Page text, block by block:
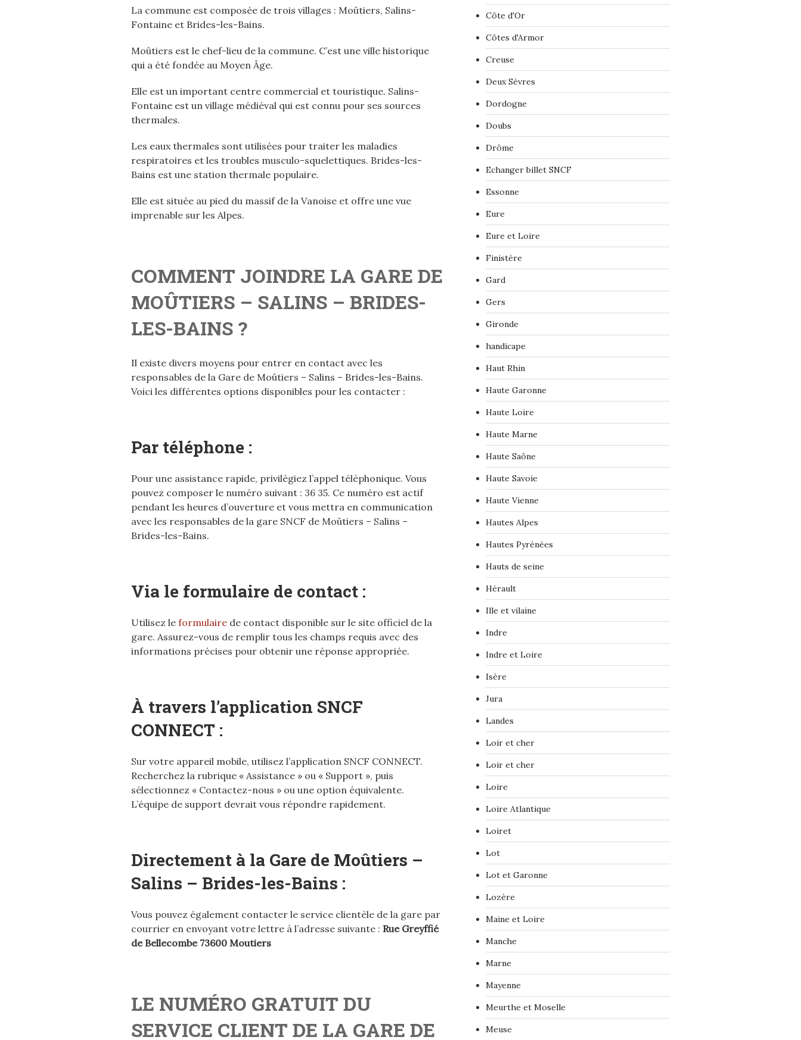
La commune est composée de trois villages : Moûtiers, Salins-
Fontaine et Brides-les-Bains.
Moûtiers est le chef-lieu de la commune. C’est une ville historique
qui a été fondée au Moyen Âge.
Elle est un important centre commercial et touristique. Salins-
Fontaine est un village médiéval qui est connu pour ses sources
thermales.
Les eaux thermales sont utilisées pour traiter les maladies
respiratoires et les troubles musculo-squelettiques. Brides-les-
Bains est une station thermale populaire.
Elle est située au pied du massif de la Vanoise et offre une vue
imprenable sur les Alpes.
COMMENT JOINDRE LA GARE DE
MOÛTIERS – SALINS – BRIDES-
LES-BAINS ?
Il existe divers moyens pour entrer en contact avec les
responsables de la Gare de Moûtiers – Salins – Brides-les-Bains.
Voici les différentes options disponibles pour les contacter :
Par téléphone :
Pour une assistance rapide, privilégiez l’appel téléphonique. Vous
pouvez composer le numéro suivant : 36 35. Ce numéro est actif
pendant les heures d’ouverture et vous mettra en communication
avec les responsables de la gare SNCF de Moûtiers – Salins –
Brides-les-Bains.
Via le formulaire de contact :
Utilisez le formulaire de contact disponible sur le site officiel de la
gare. Assurez-vous de remplir tous les champs requis avec des
informations précises pour obtenir une réponse appropriée.
À travers l’application SNCF
CONNECT :
Sur votre appareil mobile, utilisez l’application SNCF CONNECT.
Recherchez la rubrique « Assistance » ou « Support », puis
sélectionnez « Contactez-nous » ou une option équivalente.
L’équipe de support devrait vous répondre rapidement.
Directement à la Gare de Moûtiers –
Salins – Brides-les-Bains :
Vous pouvez également contacter le service clientèle de la gare par
courrier en envoyant votre lettre à l’adresse suivante : Rue Greyffié
de Bellecombe 73600 Moutiers
LE NUMÉRO GRATUIT DU
SERVICE CLIENT DE LA GARE DE
Côte d'Or
Côtes d'Armor
Creuse
Deux Sèvres
Dordogne
Doubs
Drôme
Echanger billet SNCF
Essonne
Eure
Eure et Loire
Finistère
Gard
Gers
Gironde
handicape
Haut Rhin
Haute Garonne
Haute Loire
Haute Marne
Haute Saône
Haute Savoie
Haute Vienne
Hautes Alpes
Hautes Pyrénées
Hauts de seine
Hérault
Ille et vilaine
Indre
Indre et Loire
Isère
Jura
Landes
Loir et cher
Loir et cher
Loire
Loire Atlantique
Loiret
Lot
Lot et Garonne
Lozère
Maine et Loire
Manche
Marne
Mayenne
Meurthe et Moselle
Meuse